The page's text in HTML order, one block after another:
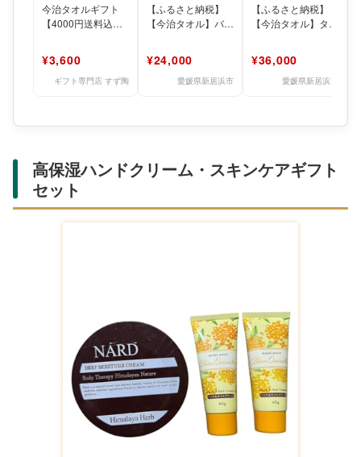
今治タオルギフト
【4000円送料込
オーガ
¥3,600
ギフト専門店 すず陶
【ふるさと納税】
【今治タオル】バス
ORGANIC【H
¥24,000
愛媛県新居浜市
【ふるさと納税】
【今治タオル】タオ
ORGANI
¥36,000
愛媛県新居浜市
高保湿ハンドクリーム・スキンケアギフト
セット